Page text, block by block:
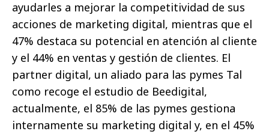
ayudarles a mejorar la competitividad de sus
acciones de marketing digital, mientras que el
47% destaca su potencial en atención al cliente
y el 44% en ventas y gestión de clientes. El
partner digital, un aliado para las pymes Tal
como recoge el estudio de Beedigital,
actualmente, el 85% de las pymes gestiona
internamente su marketing digital y, en el 45%